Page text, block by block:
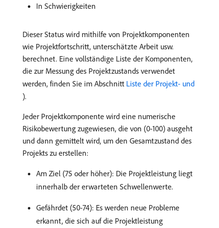
In Schwierigkeiten
Dieser Status wird mithilfe von Projektkomponenten
wie Projektfortschritt, unterschätzte Arbeit usw.
berechnet. Eine vollständige Liste der Komponenten,
die zur Messung des Projektzustands verwendet
werden, finden Sie im Abschnitt Liste der Projekt- und ​
).
Jeder Projektkomponente wird eine numerische
Risikobewertung zugewiesen, die von (0-100) ausgeht
und dann gemittelt wird, um den Gesamtzustand des
Projekts zu erstellen:
Am Ziel (75 oder höher): Die Projektleistung liegt
innerhalb der erwarteten Schwellenwerte.
Gefährdet (50-74): Es werden neue Probleme
erkannt, die sich auf die Projektleistung